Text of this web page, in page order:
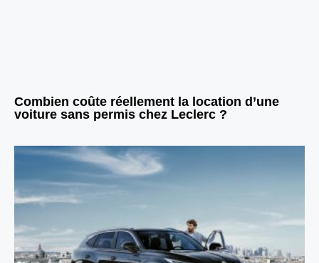
Combien coûte réellement la location d’une
voiture sans permis chez Leclerc ?